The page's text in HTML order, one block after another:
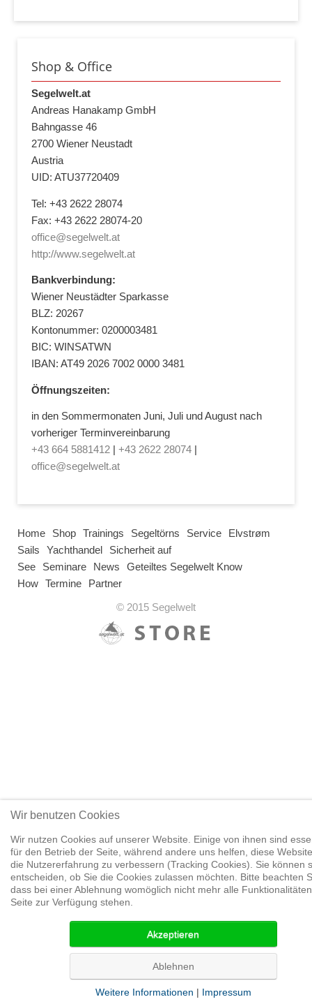
Shop & Office
Segelwelt.at
Andreas Hanakamp GmbH
Bahngasse 46
2700 Wiener Neustadt
Austria
UID: ATU37720409
Tel: +43 2622 28074
Fax: +43 2622 28074-20
office@segelwelt.at
http://www.segelwelt.at
Bankverbindung:
Wiener Neustädter Sparkasse
BLZ: 20267
Kontonummer: 0200003481
BIC: WINSATWN
IBAN: AT49 2026 7002 0000 3481
Öffnungszeiten:
in den Sommermonaten Juni, Juli und August nach
vorheriger Terminvereinbarung
+43 664 5881412 | +43 2622 28074 |
office@segelwelt.at
Home Shop Trainings Segeltörns Service
Elvstrøm
Sails
Yachthandel
Sicherheit auf
See
Seminare News
Geteiltes Segelwelt Know
How Termine
Partner
© 2015 Segelwelt
Wir benutzen Cookies
Wir nutzen Cookies auf unserer Website. Einige von ihnen sind
für den Betrieb der Seite, während andere uns helfen, diese
die Nutzererfahrung zu verbessern (Tracking Cookies). Sie können
entscheiden, ob Sie die Cookies zulassen möchten. Bitte beachten
dass bei einer Ablehnung womöglich nicht mehr alle
Seite zur Verfügung stehen.
Akzeptieren
Ablehnen
Weitere Informationen | Impressum